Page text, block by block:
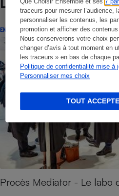
Que Choisir Ensemble et ses7
traceurs pour mesurer l’audience,
personnaliser les contenus, les
promotion et afficher des
Nous conserverons votre choix
changer d’avis à tout moment en
les traceurs » en bas de chaque
Politique de confidentialité mise à
Personnaliser mes choix
TOUT
Lire aussi
ENQUÊTE
Procès Mediator - Le labo